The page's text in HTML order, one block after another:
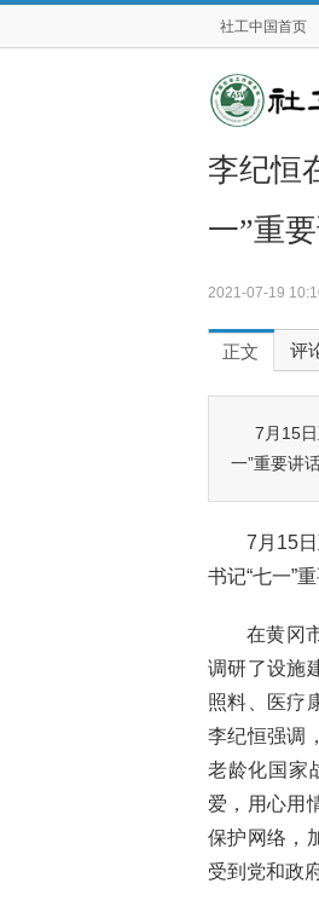
社工中国首页
李纪恒
一”重
2021-07-19
正文 评
7月15
一”重要讲
7月15
书记“七一”
在黄冈
调研了设施
照料、医疗
李纪恒强调
老龄化国家
爱，用心用
保护网络，
受到党和政